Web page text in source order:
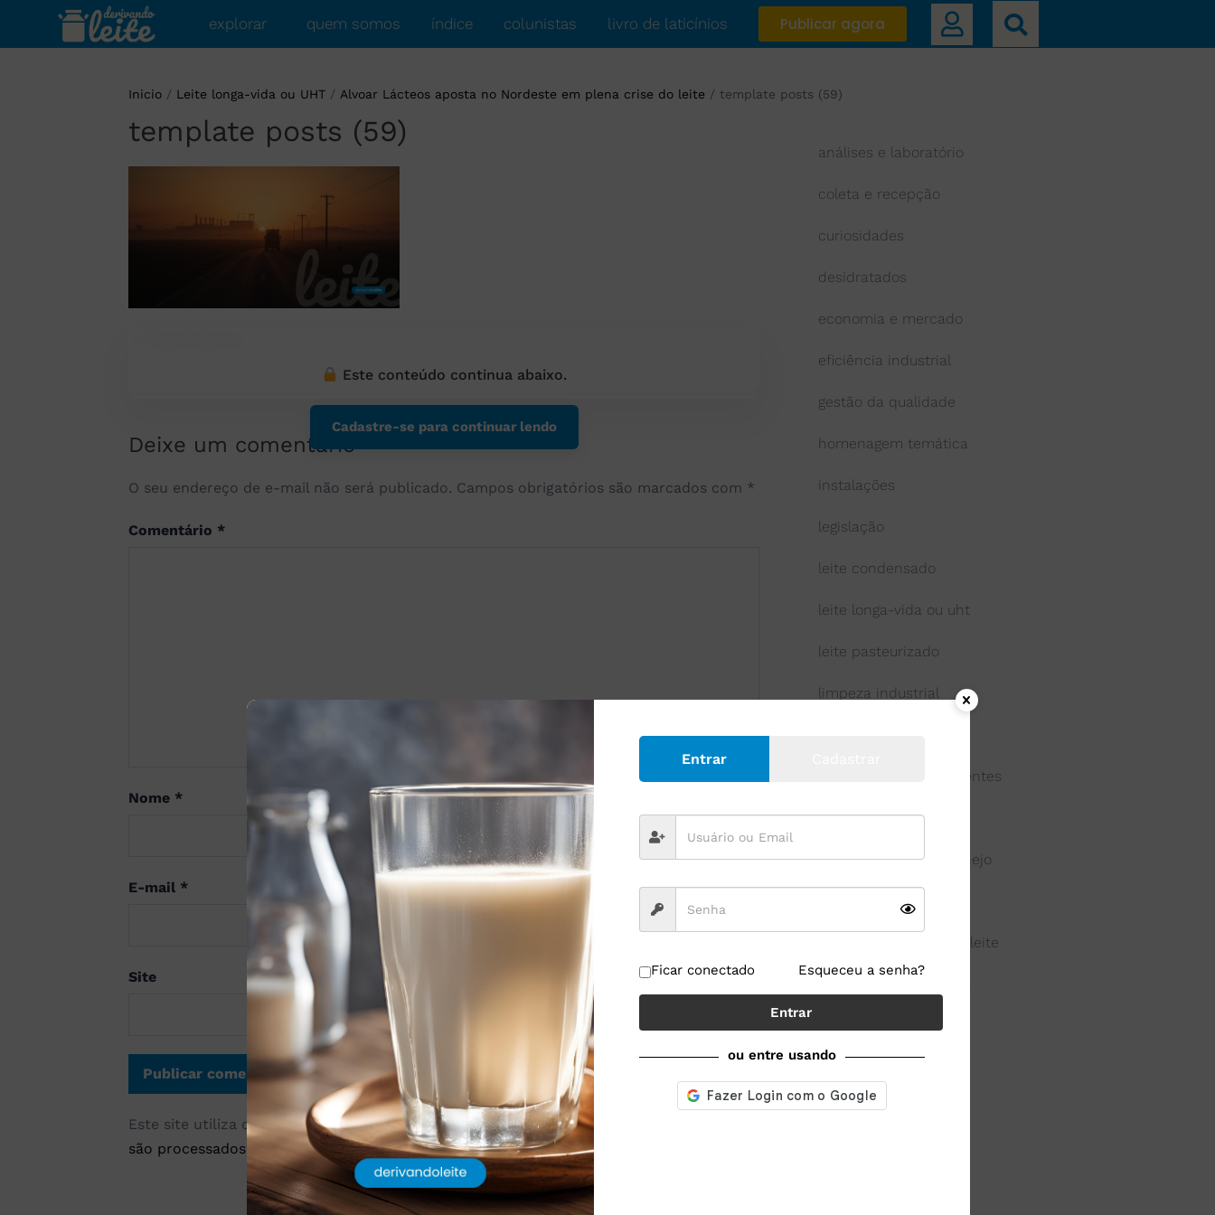
explorar quem somos índice colunistas livro de laticínios Publicar agora
Inicio / Leite longa-vida ou UHT / Alvoar Lácteos aposta no Nordeste em plena crise do leite / template posts (59)
template posts (59)
Este conteúdo continua abaixo.
Cadastre-se para continuar lendo
Deixe um comentário
O seu endereço de e-mail não será publicado. Campos obrigatórios são marcados com *
Comentário *
Nome *
E-mail *
Site
Este site utiliza o Akismet para reduzir spam.Saiba como seus dados em comentários
são processados
análises e laboratório
coleta e recepção
curiosidades
desidratados
economia e mercado
eficiência industrial
gestão da qualidade
homenagem temática
instalações
legislação
leite condensado
leite longa-vida ou uht
leite pasteurizado
limpeza industrial
meio ambiente e efluentes
microbiologia
nutrição animal e manejo
produção primária do leite
produtos fermentados
reologia
Entrar
Ficar conectado Esqueceu a senha?
Entrar
ou entre usando